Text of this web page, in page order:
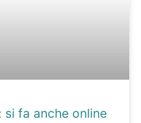
si fa anche online